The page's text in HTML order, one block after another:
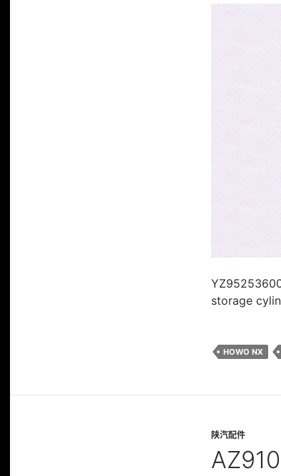
storage
HOWO NX
陕汽配件